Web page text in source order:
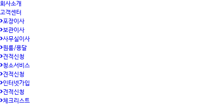
회사소개
고객센터
포장이사
보관이사
사무실이사
원룸/용달
견적신청
청소서비스
견적신청
인터넷가입
견적신청
체크리스트